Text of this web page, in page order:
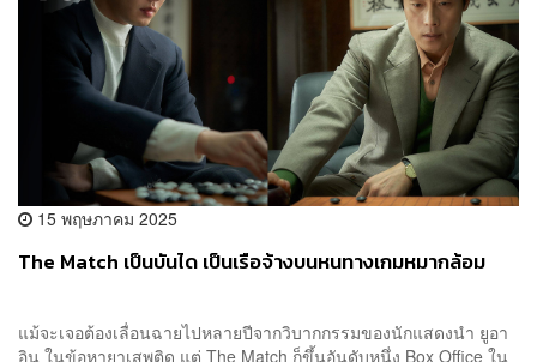
15 พฤษภาคม 2025
The Match เป็นบันได เป็นเรือจ้างบนหนทางเกมหมากล้อม
แม้จะเจอต้องเลื่อนฉายไปหลายปีจากวิบากกรรมของนักแสดงนำ ยูอา
อิน ในข้อหายาเสพติด แต่ The Match ก็ขึ้นอันดับหนึ่ง Box Office ใน